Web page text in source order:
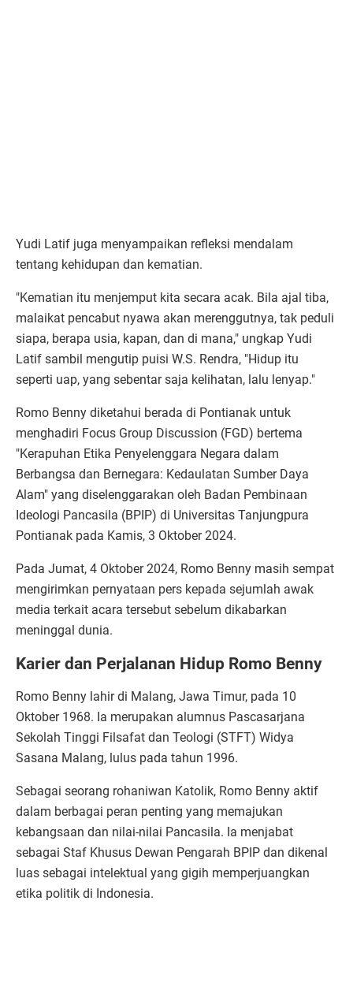
Yudi Latif juga menyampaikan refleksi mendalam
tentang kehidupan dan kematian.
"Kematian itu menjemput kita secara acak. Bila ajal tiba,
malaikat pencabut nyawa akan merenggutnya, tak peduli
siapa, berapa usia, kapan, dan di mana," ungkap Yudi
Latif sambil mengutip puisi W.S. Rendra, "Hidup itu
seperti uap, yang sebentar saja kelihatan, lalu lenyap."
Romo Benny diketahui berada di Pontianak untuk
menghadiri Focus Group Discussion (FGD) bertema
"Kerapuhan Etika Penyelenggara Negara dalam
Berbangsa dan Bernegara: Kedaulatan Sumber Daya
Alam" yang diselenggarakan oleh Badan Pembinaan
Ideologi Pancasila (BPIP) di Universitas Tanjungpura
Pontianak pada Kamis, 3 Oktober 2024.
Pada Jumat, 4 Oktober 2024, Romo Benny masih sempat
mengirimkan pernyataan pers kepada sejumlah awak
media terkait acara tersebut sebelum dikabarkan
meninggal dunia.
Karier dan Perjalanan Hidup Romo Benny
Romo Benny lahir di Malang, Jawa Timur, pada 10
Oktober 1968. Ia merupakan alumnus Pascasarjana
Sekolah Tinggi Filsafat dan Teologi (STFT) Widya
Sasana Malang, lulus pada tahun 1996.
Sebagai seorang rohaniwan Katolik, Romo Benny aktif
dalam berbagai peran penting yang memajukan
kebangsaan dan nilai-nilai Pancasila. Ia menjabat
sebagai Staf Khusus Dewan Pengarah BPIP dan dikenal
luas sebagai intelektual yang gigih memperjuangkan
etika politik di Indonesia.